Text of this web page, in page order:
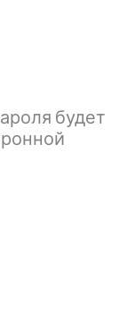
будет